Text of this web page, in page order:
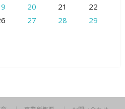
20 21
22
27 28
29